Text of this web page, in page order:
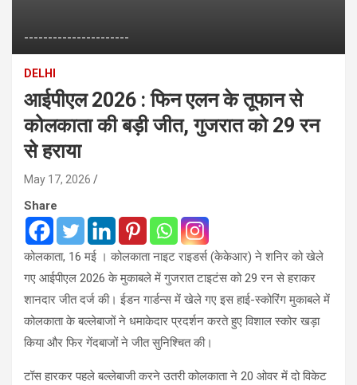
----------------------
DELHI
आईपीएल 2026 : फिन एलन के तूफान से
कोलकाता की बड़ी जीत, गुजरात को 29 रन
से हराया
May 17, 2026
Share
कोलकाता, 16 मई । कोलकाता नाइट राइडर्स (केकेआर) ने शनिर को खेले
गए आईपीएल 2026 के मुकाबले में गुजरात टाइटंस को 29 रन से हराकर
शानदार जीत दर्ज की। ईडन गार्डन्स में खेले गए इस हाई-स्कोरिंग मुकाबले में
कोलकाता के बल्लेबाजों ने धमाकेदार प्रदर्शन करते हुए विशाल स्कोर खड़ा
किया और फिर गेंदबाजों ने जीत सुनिश्चित की।
टॉस हारकर पहले बल्लेबाजी करने उतरी कोलकाता ने 20 ओवर में दो विकेट